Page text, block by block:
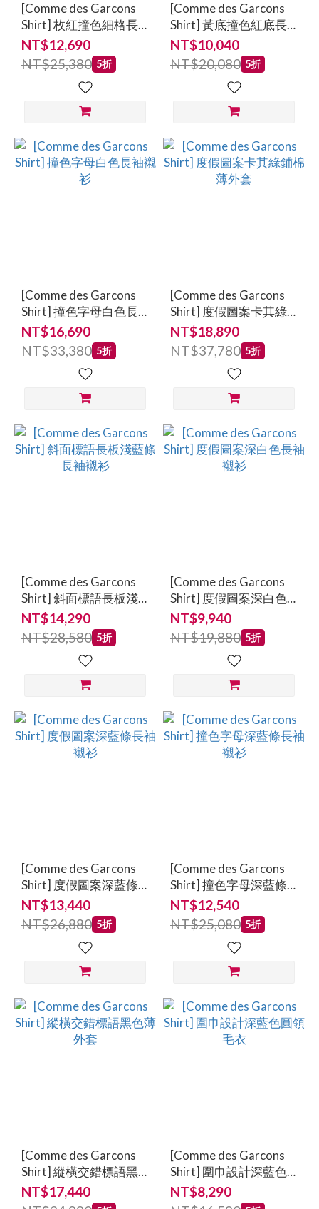
[Comme des Garcons
Shirt] 枚紅撞色細格長
袖襯衫
NT$12,690
NT$25,380 5折
[Comme des Garcons
Shirt] 黃底撞色紅底長
袖襯衫
NT$10,040
NT$20,080 5折
[Comme des Garcons
Shirt] 撞色字母白色長
袖襯衫
NT$16,690
NT$33,380 5折
[Comme des Garcons
Shirt] 度假圖案卡其綠
鋪棉薄外套
NT$18,890
NT$37,780 5折
[Comme des Garcons
Shirt] 斜面標語長板淺
藍條長袖襯衫
NT$14,290
NT$28,580 5折
[Comme des Garcons
Shirt] 度假圖案深白色
長袖襯衫
NT$9,940
NT$19,880 5折
[Comme des Garcons
Shirt] 度假圖案深藍條
長袖襯衫
NT$13,440
NT$26,880 5折
[Comme des Garcons
Shirt] 撞色字母深藍條
長袖襯衫
NT$12,540
NT$25,080 5折
[Comme des Garcons
Shirt] 縱橫交錯標語黑
色薄外套
NT$17,440
[Comme des Garcons
Shirt] 圍巾設計深藍色
圓領毛衣
NT$8,290